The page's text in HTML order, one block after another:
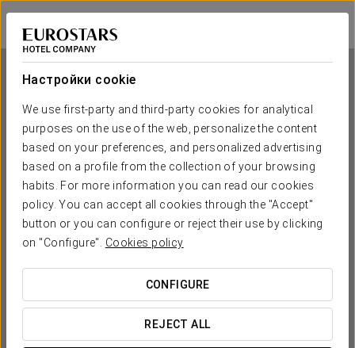
Настройки cookie
We use first-party and third-party cookies for analytical
purposes on the use of the web, personalize the content
based on your preferences, and personalized advertising
based on a profile from the collection of your browsing
habits. For more information you can read our cookies
policy. You can accept all cookies through the "Accept"
button or you can configure or reject their use by clicking
on "Configure". Cookies policy
CONFIGURE
REJECT ALL
Eurostars Las Salinas
ФУЭРТЕВЕНТУРА
Eurostars Las Salinas
ФУЭРТЕВЕНТУРА
 